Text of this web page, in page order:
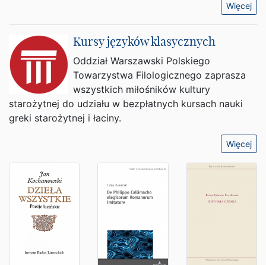
Więcej
Kursy języków klasycznych
Oddział Warszawski Polskiego
Towarzystwa Filologicznego zaprasza
wszystkich miłośników kultury
starożytnej do udziału w bezpłatnych kursach nauki
greki starożytnej i łaciny.
Więcej